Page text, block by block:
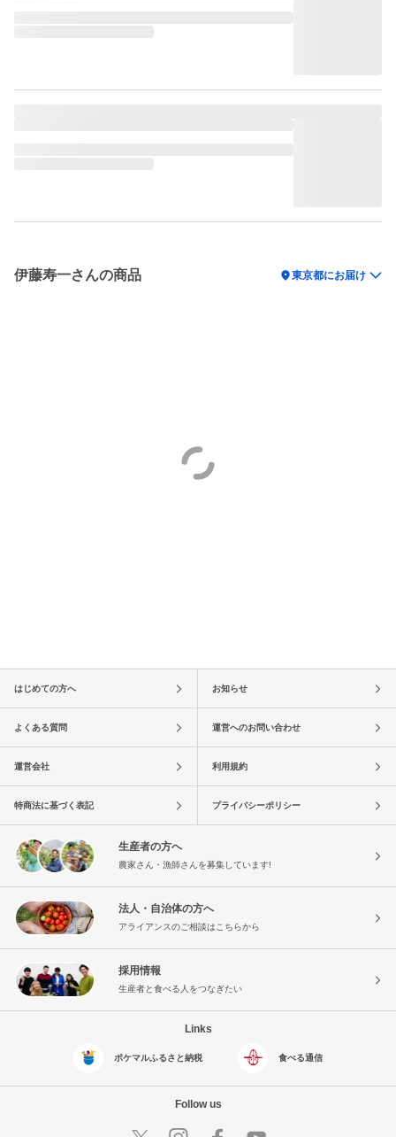
伊藤寿一さんの商品 location_on東京都にお届け
はじめての方へ お知らせ
よくある質問 運営へのお問い合わせ
運営会社 利用規約
特商法に基づく表記 プライバシーポリシー
生産者の方へ
農家さん・漁師さんを募集しています!
法人・自治体の方へ
アライアンスのご相談はこちらから
採用情報
生産者と食べる人をつなぎたい
Links
ポケマルふるさと納税 食べる通信
Follow us